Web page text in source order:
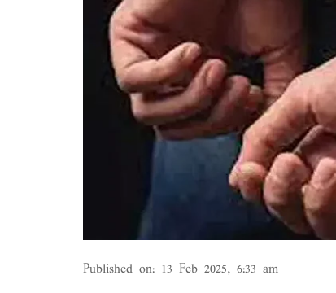
Published on: 13 Feb 2025, 6:33 am